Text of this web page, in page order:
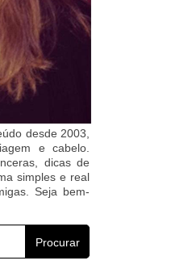
desde 2003,
e cabelo.
dicas de
simples e real
Seja bem-
Procurar